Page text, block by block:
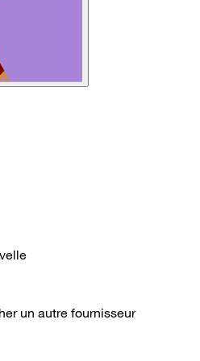
un autre fournisseur